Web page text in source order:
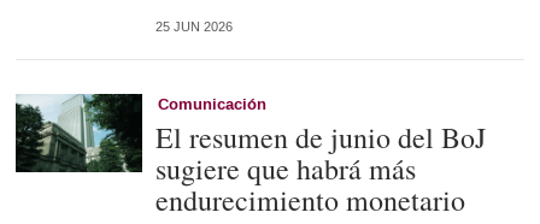
25 JUN 2026
Comunicación
El resumen de junio del BoJ
sugiere que habrá más
endurecimiento monetario